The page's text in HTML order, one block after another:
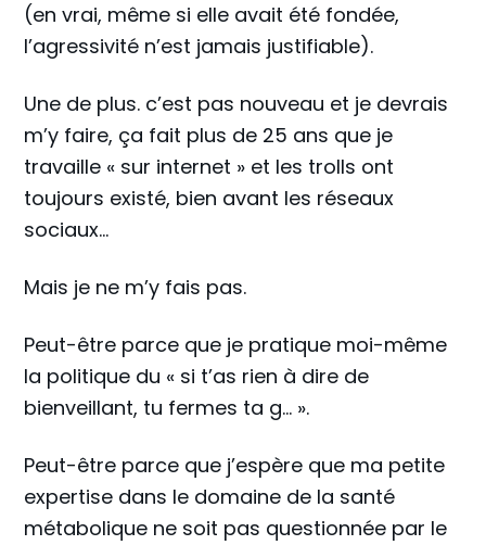
(en vrai, même si elle avait été fondée,
l’agressivité n’est jamais justifiable).
Une de plus. c’est pas nouveau et je devrais
m’y faire, ça fait plus de 25 ans que je
travaille « sur internet » et les trolls ont
toujours existé, bien avant les réseaux
sociaux…
Mais je ne m’y fais pas.
Peut-être parce que je pratique moi-même
la politique du « si t’as rien à dire de
bienveillant, tu fermes ta g… ».
Peut-être parce que j’espère que ma petite
expertise dans le domaine de la santé
métabolique ne soit pas questionnée par le